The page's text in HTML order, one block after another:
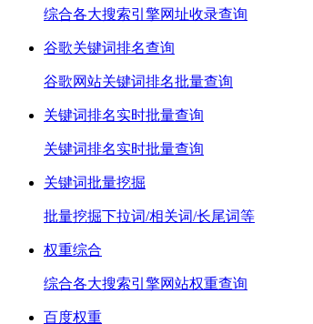
综合各大搜索引擎网址收录查询
谷歌关键词排名查询
谷歌网站关键词排名批量查询
关键词排名实时批量查询
关键词排名实时批量查询
关键词批量挖掘
批量挖掘下拉词/相关词/长尾词等
权重综合
综合各大搜索引擎网站权重查询
百度权重